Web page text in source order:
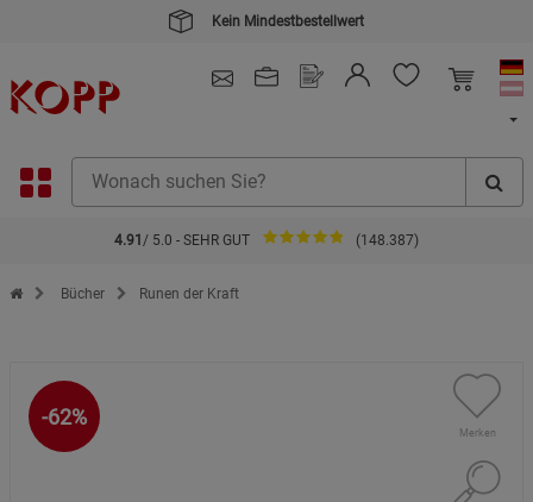
Kein Mindestbestellwert
4.91 / 5.0 - SEHR GUT (148.387)
Zur Startseite des Kopp Verlag Online-Shop
Bücher Runen der Kraft
-62%
Merken